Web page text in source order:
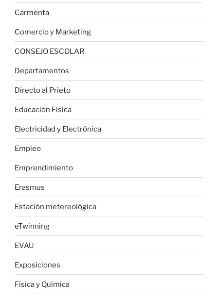
Carmenta
Comercio y Marketing
CONSEJO ESCOLAR
Departamentos
Directo al Prieto
Educación Física
Electricidad y Electrónica
Empleo
Emprendimiento
Erasmus
Estación metereológica
eTwinning
EVAU
Exposiciones
Física y Química